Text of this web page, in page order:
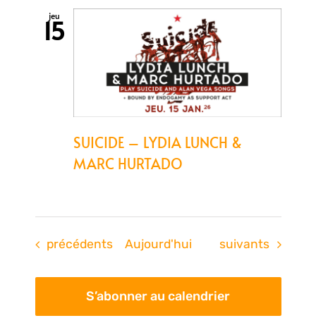
jeu
15
SUICIDE – LYDIA LUNCH &
MARC HURTADO
Évènements
précédents Aujourd'hui Évènements
suivants
S’abonner au calendrier